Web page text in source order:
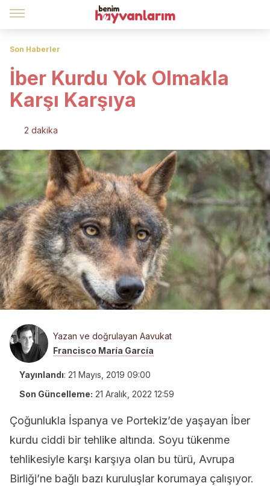
Son Haberler
İber Kurdu Yok Olmakla
Karşı Karşıya
2 dakika
Yazan ve doğrulayan Aavukat
Francisco María García
Yayınlandı: 21 Mayıs, 2019 09:00
Son Güncelleme: 21 Aralık, 2022 12:59
Çoğunlukla İspanya ve Portekiz’de yaşayan İber
kurdu ciddi bir tehlike altında. Soyu tükenme
tehlikesiyle karşı karşıya olan bu türü, Avrupa
Birliği’ne bağlı bazı kuruluşlar korumaya çalışıyor.